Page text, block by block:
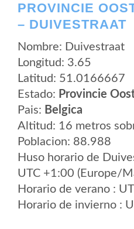
PROVINCIE
– DUIVESTRAAT
Nombre: Duivestraat
Longitud: 3.65
Latitud: 51.0166667
Estado: Provincie
Pais: Belgica
Altitud: 16 metros
Poblacion: 88.988
Huso horario de
UTC +1:00 (Europe/
Horario de verano :
Horario de invierno :